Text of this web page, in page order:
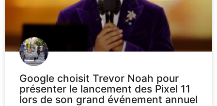
Google choisit Trevor Noah pour
présenter le lancement des Pixel 11
lors de son grand événement annuel